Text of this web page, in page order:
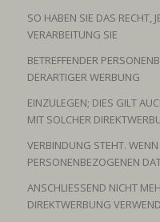
SO HABEN SIE DAS RECHT,
VERARBEITUNG SIE
BETREFFENDER
DERARTIGER WERBUNG
EINZULEGEN; DIES GILT
MIT SOLCHER
VERBINDUNG STEHT.
PERSONENBEZOGENEN
ANSCHLIESSEND NICHT
DIREKTWERBUNG